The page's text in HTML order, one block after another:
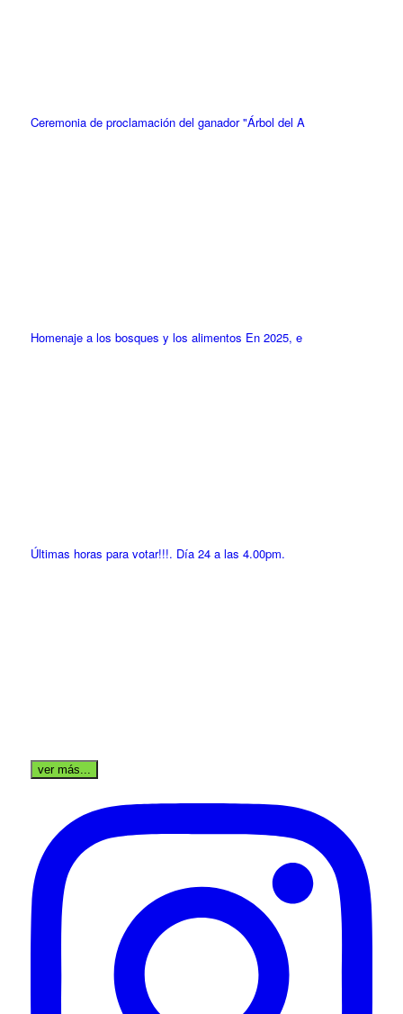
Ceremonia de proclamación del ganador "Árbol del A
Homenaje a los bosques y los alimentos En 2025, e
Últimas horas para votar!!!. Día 24 a las 4.00pm.
ver más...